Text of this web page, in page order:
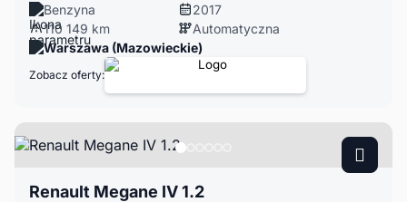
Benzyna
2017
110 149 km
Automatyczna
Warszawa (Mazowieckie)
Zobacz oferty:
Renault Megane IV 1.2